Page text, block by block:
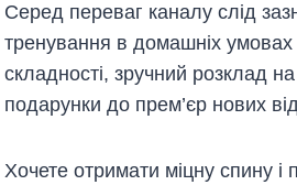
Серед переваг каналу слід
тренування в домашніх умовах
складності, зручний розклад
подарунки до прем’єр нових
Хочете отримати міцну спину і